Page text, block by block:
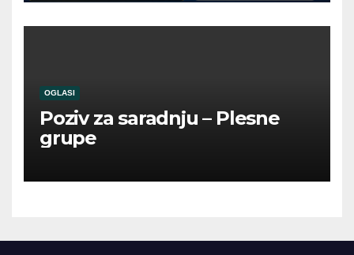
OGLASI
Poziv za saradnju – Plesne
grupe